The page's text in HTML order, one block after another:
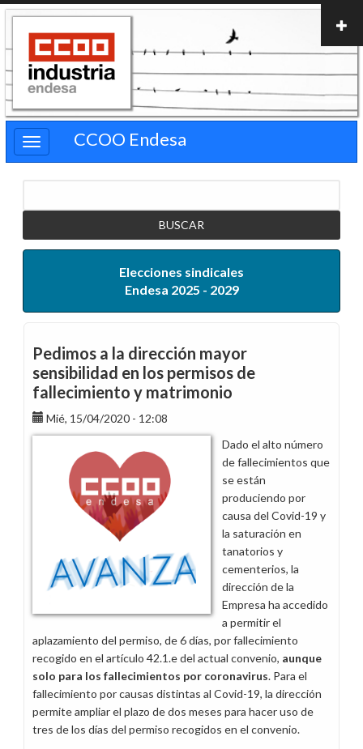
Pasar
contenido
principal
CCOO Endesa
Elecciones sindicales
Endesa 2025 - 2029
Pedimos a la dirección mayor
sensibilidad en los permisos de
fallecimiento y matrimonio
Mié, 15/04/2020 - 12:08
Dado el alto número
de fallecimientos que
se están
produciendo por
causa del Covid-19 y
la saturación en
tanatorios y
cementerios, la
dirección de la
Empresa ha accedido
a permitir el
aplazamiento del permiso, de 6 días, por fallecimiento
recogido en el artículo 42.1.e del actual convenio, aunque
solo para los fallecimientos por coronavirus. Para el
fallecimiento por causas distintas al Covid-19, la dirección
permite ampliar el plazo de dos meses para hacer uso de
tres de los días del permiso recogidos en el convenio.